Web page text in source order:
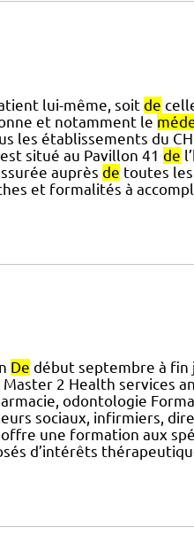
lui-même, soit de
et notamment le
les établissements du
situé au Pavillon 41 de
auprès de toutes
et formalités à
De début septembre à fin
2 Health services
odontologie
sociaux, infirmiers,
une formation aux
d’intérêts